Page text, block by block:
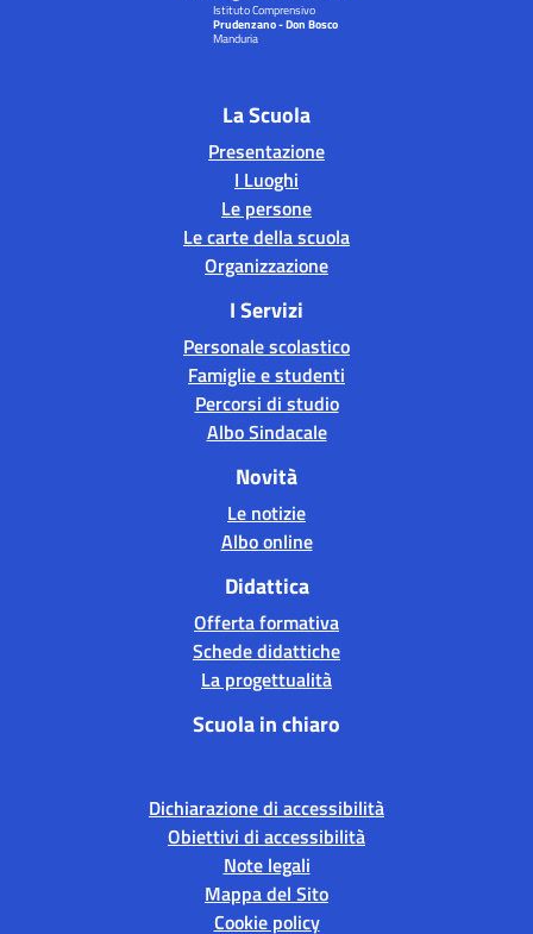
Istituto Comprensivo
Prudenzano - Don Bosco
Manduria
La Scuola
Presentazione
I Luoghi
Le persone
Le carte della scuola
Organizzazione
I Servizi
Personale scolastico
Famiglie e studenti
Percorsi di studio
Albo Sindacale
Novità
Le notizie
Albo online
Didattica
Offerta formativa
Schede didattiche
La progettualità
Scuola in chiaro
Dichiarazione di accessibilità
Obiettivi di accessibilità
Note legali
Mappa del Sito
Cookie policy